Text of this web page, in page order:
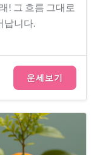
! 그 흐름 그대로
납니다.
운세보기